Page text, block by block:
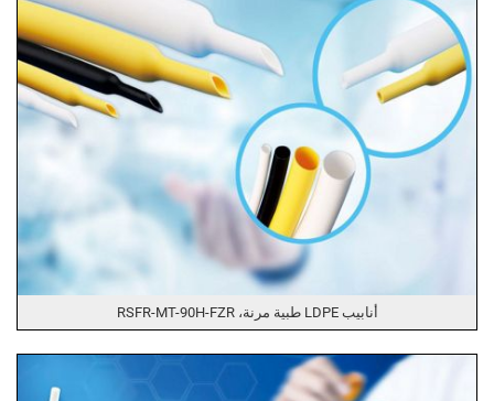
أنابيب LDPE طبية مرنة، RSFR-MT-90H-FZR